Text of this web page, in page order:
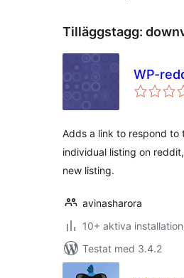
Tilläggstagg:
WP-
Adds a link to respond to
individual listing on
new listing.
avinasharora
10+ aktiva
Testat med 3.4.2